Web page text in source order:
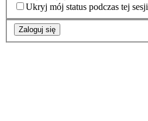
Ukryj mój status podczas tej sesji